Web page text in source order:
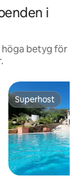
i
höga betyg för
Superhost
Superhost